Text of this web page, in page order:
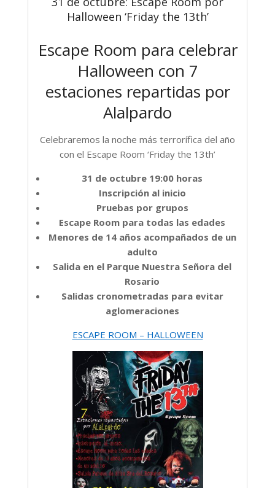
Halloween ‘Friday the 13th’
Escape Room para celebrar
Halloween con 7
estaciones repartidas por
Alalpardo
Celebraremos la noche más terrorífica del año
con el Escape Room ‘Friday the 13th’
31 de octubre 19:00 horas
Inscripción al inicio
Pruebas por grupos
Escape Room para todas las edades
Menores de 14 años acompañados de un
adulto
Salida en el Parque Nuestra Señora del
Rosario
Salidas cronometradas para evitar
aglomeraciones
ESCAPE ROOM – HALLOWEEN